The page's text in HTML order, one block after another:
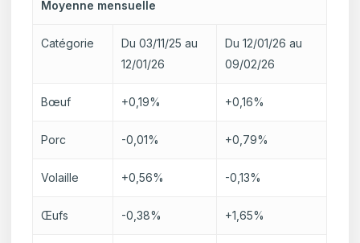
Moyenne mensuelle
Catégorie
Du 03/11/25 au
12/01/26
Du 12/01/26 au
09/02/26
Bœuf +0,19% +0,16%
Porc -0,01% +0,79%
Volaille +0,56% -0,13%
Œufs -0,38% +1,65%